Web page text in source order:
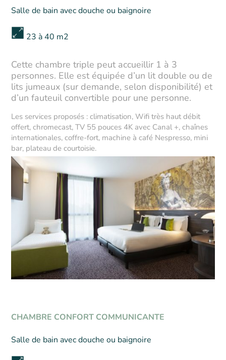
Salle de bain avec douche ou baignoire
23 à 40 m2
Cette chambre triple peut accueillir 1 à 3
personnes. Elle est équipée d’un lit double ou de
lits jumeaux (sur demande, selon disponibilité) et
d’un fauteuil convertible pour une personne.
Les services proposés : climatisation, Wifi très haut débit
offert, chromecast, TV 55 pouces 4K avec Canal +, chaînes
internationales, coffre-fort, machine à café Nespresso, mini
bar, plateau de courtoisie.
CHAMBRE CONFORT COMMUNICANTE
Salle de bain avec douche ou baignoire